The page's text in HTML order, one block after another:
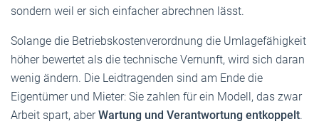
sondern weil er sich einfacher abrechnen lässt.
Solange die Betriebskostenverordnung die Umlagefähigkeit
höher bewertet als die technische Vernunft, wird sich daran
wenig ändern. Die Leidtragenden sind am Ende die
Eigentümer und Mieter: Sie zahlen für ein Modell, das zwar
Arbeit spart, aberWartung und Verantwortung entkoppelt.